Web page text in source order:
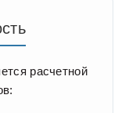
расчетной